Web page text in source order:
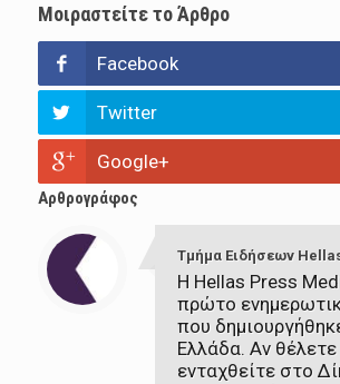
Μοιραστείτε το Άρθρο
Facebook
Twitter
Google+
Αρθρογράφος
Τμήμα Ειδήσεων
Η Hellas Press
πρώτο
που
Ελλάδα. Αν θέλετε
ενταχθείτε στο